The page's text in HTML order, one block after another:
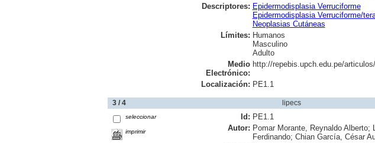
Descriptores: Epidermodisplasia Verruciforme
Epidermodisplasia Verruciforme/
Neoplasias Cutáneas
Límites: Humanos
Masculino
Adulto
Medio
Electrónico:
http://repebis.upch.edu.pe/
Localización: PE1.1
3 / 4 lipecs
seleccionar
imprimir
Id: PE1.1
Autor: Pomar Morante, Reynaldo
Ferdinando; Chian García, César